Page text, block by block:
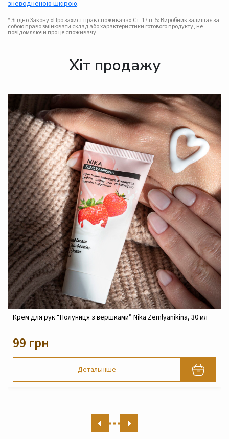
зневодненою шкірою.
* Згідно Закону «Про захист прав споживача» Ст. 17 п. 5: Виробник залишає за
собою право змінювати склад або характеристики готового продукту, не
повідомляючи про це споживачу.
Хіт продажу
Крем для рук “Полуниця з вершками” Nika Zemlyanikina, 30 мл
99 грн
Детальніше